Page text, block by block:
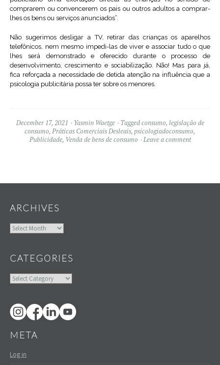
comprarem ou convencerem os pais ou outros adultos a comprar-
lhes os bens ou serviços anunciados”.
Não sugerimos desligar a TV, retirar das crianças os aparelhos
telefônicos, nem mesmo impedi-las de viver e associar tudo o que
lhes será demonstrado e oferecido durante o processo de
desenvolvimento, crescimento e sociabilização. Não! Mas para já,
fica reforçada a necessidade de detida atenção na influência que a
psicologia publicitária possa ter sobre os menores.
December 17, 2021 Yasmin Waetge Taggedconsumo, legislação de
consumo, Práticas Comerciais Desleais, psicologiadoconsumo,
Publicidade, Venda de bens de consumo Leave a comment
ARCHIVES
Archives
CATEGORIES
Categories
META
Log in